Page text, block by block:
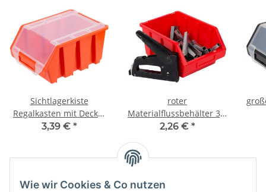
Sichtlagerkiste
Regalkasten mit Deckel
3,8 Liter
3,39 € *
roter
Materialflussbehälter 3,8
Liter und Stapelbox für
2,26 € *
Wie wir Cookies & Co nutzen